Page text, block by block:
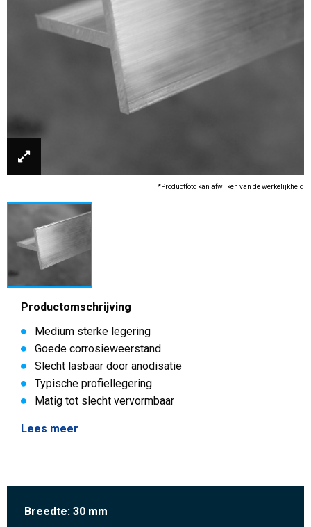
*Productfoto kan afwijken van de werkelijkheid
Productomschrijving
Medium sterke legering
Goede corrosieweerstand
Slecht lasbaar door anodisatie
Typische profiellegering
Matig tot slecht vervormbaar
Lees meer
Breedte: 30 mm